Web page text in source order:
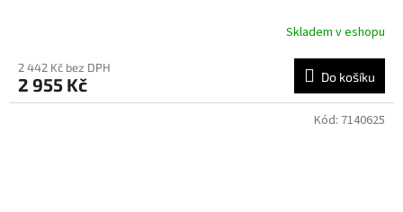
Skladem v eshopu
2 442 Kč bez DPH
2 955 Kč Do košíku
Kód: 7140625